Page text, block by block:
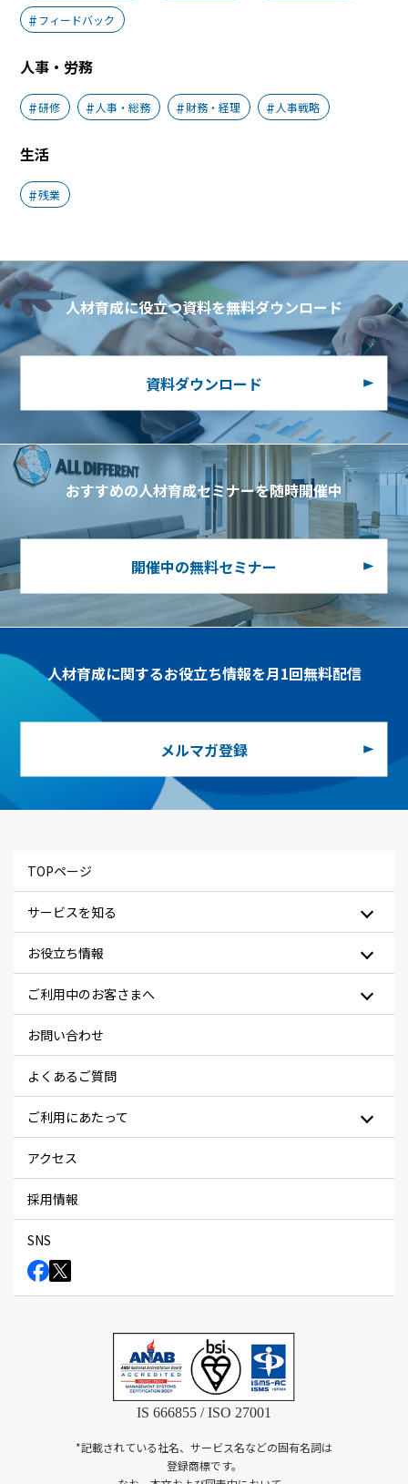
フィードバック
人事・労務
研修 人事・総務 財務・経理 人事戦略
生活
残業
人材育成に役立つ資料を無料ダウンロード
資料ダウンロード
おすすめの人材育成セミナーを随時開催中
開催中の無料セミナー
人材育成に関するお役立ち情報を月1回無料配信
メルマガ登録
TOPページ
サービスを知る
お役立ち情報
ご利用中のお客さまへ
お問い合わせ
よくあるご質問
ご利用にあたって
アクセス
採用情報
SNS
IS 666855 / ISO 27001
*記載されている社名、サービス名などの固有名詞は
登録商標です。